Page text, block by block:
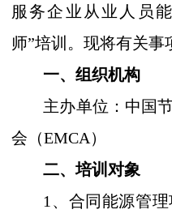
服务企业从业人员
师”培训。现将有关事
一、组织机构
主办单位：中国
会 （EMCA）
二、培训对象
1、合同能源管